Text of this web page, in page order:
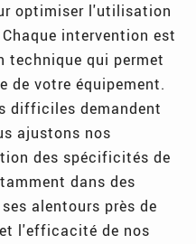
optimiser l'utilisation
intervention est
technique qui permet
de votre équipement.
difficiles demandent
ajustons nos
des spécificités de
dans des
alentours près de
l'efficacité de nos